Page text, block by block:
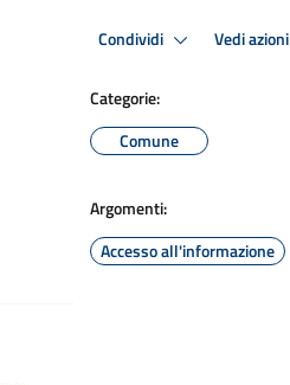
Condividi Vedi azioni
Categorie:
Comune
Argomenti:
Accesso all'informazione